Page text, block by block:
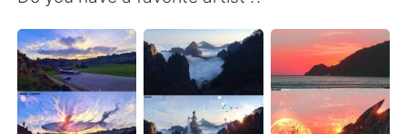
English 简体中文
繁體中文 Español
العربية Français